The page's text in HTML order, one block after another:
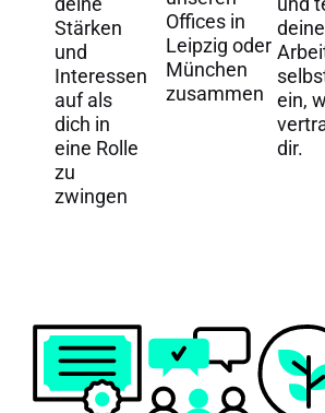
Stärken
und
Interessen
auf als
dich in
eine Rolle
zu
zwingen
Offices in
Leipzig oder
München
zusammen
deine
ein,
dir.